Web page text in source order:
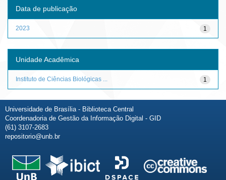
Data de publicação
1
2023
Unidade Acadêmica
1
Instituto de Ciências Biológicas ...
Universidade de Brasília - Biblioteca Central
Coordenadoria de Gestão da Informação Digital - GID
(61) 3107-2683
repositorio@unb.br